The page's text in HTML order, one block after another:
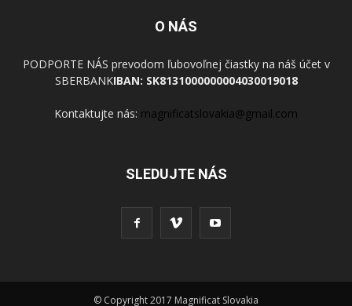
O NÁS
PODPORTE NÁS prevodom ľubovoľnej čiastky na náš účet v
SBERBANKIBAN: SK8131000000004030019018
Kontaktujte nás: magnificatslovakia@gmail.com
SLEDUJTE NÁS
© Copyright 2017 Magnificat Slovakia